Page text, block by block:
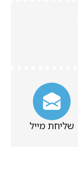
שליחת מייל